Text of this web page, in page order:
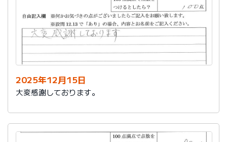
2025年12月15日
大変感謝しております。